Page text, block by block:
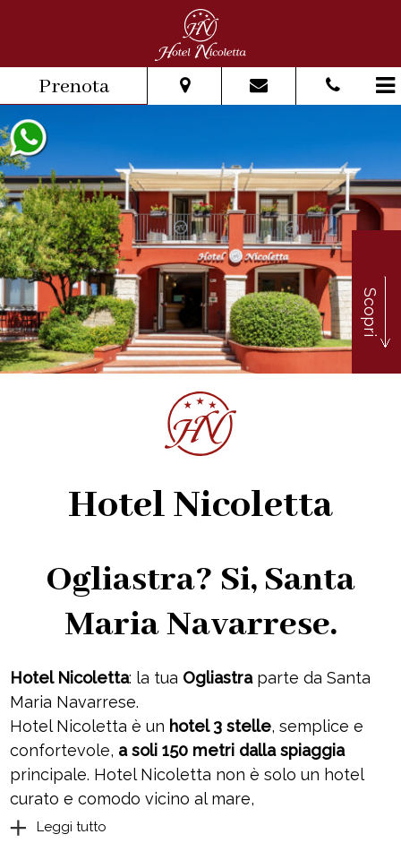
Prenota
Dal:
Al:
Adulti: Bambini:
Verifica disponibilità
Scopri
Hotel Nicoletta
Ogliastra? Si, Santa
Maria Navarrese.
Hotel Nicoletta: la tua Ogliastraparte da Santa
Maria Navarrese.
Hotel Nicoletta è un hotel 3 stelle, semplice e
confortevole, a soli 150 metri dalla spiaggia
principale. Hotel Nicoletta non è solo un hotel
curato e comodo vicino al mare,
Leggi tutto